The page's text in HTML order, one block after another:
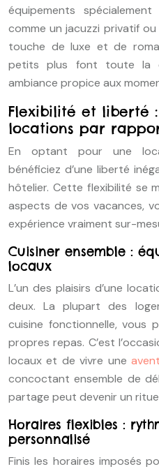
équipements
comme un jacuzzi privatif
touche de luxe et de
petits plus font toute la
ambiance propice aux
Flexibilité et liberté
locations par
En optant pour une
bénéficiez d’une liberté
hôtelier. Cette flexibilité se
aspects de vos vacances,
expérience vraiment sur-
Cuisiner ensemble :
locaux
L’un des plaisirs d’une
deux. La plupart des
cuisine fonctionnelle, vous
propres repas. C’est
locaux et de vivre une
concoctant ensemble de
partage peut devenir un
Horaires flexibles :
personnalisé
Finis les horaires imposés